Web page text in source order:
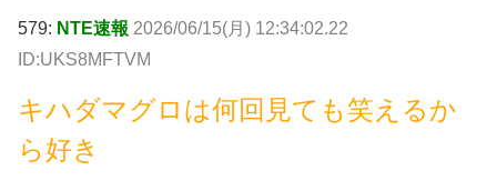
579: NTE速報 2026/06/15(月) 12:34:02.22
ID:UKS8MFTVM
キハダマグロは何回見ても笑えるか
ら好き